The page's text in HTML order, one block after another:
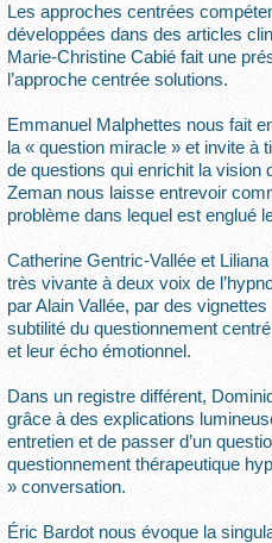
Les approches centrées
développées dans des articles
Marie-Christine Cabié fait une
l’approche centrée solutions.
Emmanuel Malphettes nous fait
la « question miracle » et invite à
de questions qui enrichit la vision
Zeman nous laisse entrevoir
problème dans lequel est englué
Catherine Gentric-Vallée et
très vivante à deux voix de
par Alain Vallée, par des
subtilité du questionnement
et leur écho émotionnel.
Dans un registre différent,
grâce à des explications
entretien et de passer d’un
questionnement thérapeutique
» conversation.
Éric Bardot nous évoque la